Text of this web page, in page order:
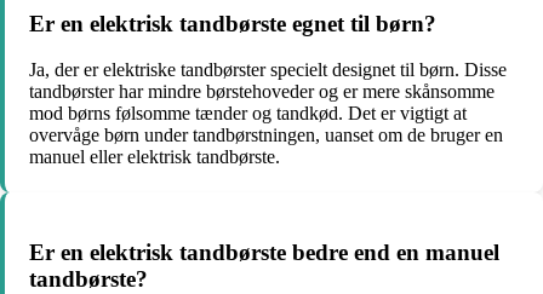
Er en elektrisk tandbørste egnet til børn?
Ja, der er elektriske tandbørster specielt designet til børn. Disse
tandbørster har mindre børstehoveder og er mere skånsomme
mod børns følsomme tænder og tandkød. Det er vigtigt at
overvåge børn under tandbørstningen, uanset om de bruger en
manuel eller elektrisk tandbørste.
Er en elektrisk tandbørste bedre end en manuel
tandbørste?